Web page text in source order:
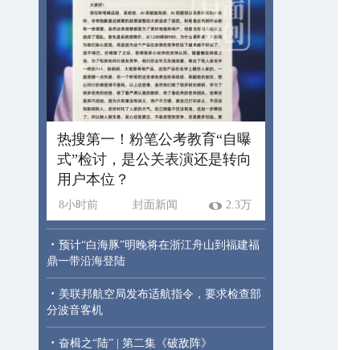
热搜第一！粉笔公考教育“自曝
式”检讨，是公关表演还是转向
用户本位？
8小时前 封面新闻 2.3万
· 预计“白海豚”明晚将在浙江舟山到福建福
鼎一带沿海登陆
· 美联邦航空局发布适航指令，要求检查部
分波音客机
· 奋楫之“陆” | 第二集《破敌阵》